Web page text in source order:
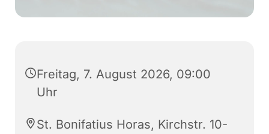
Freitag, 7. August 2026, 09:00
Uhr
St. Bonifatius Horas, Kirchstr. 10-